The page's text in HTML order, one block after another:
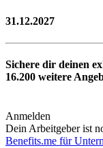
31.12.2027
Sichere dir deinen
16.200 weitere
Anmelden
Dein Arbeitgeber ist
Benefits.me für